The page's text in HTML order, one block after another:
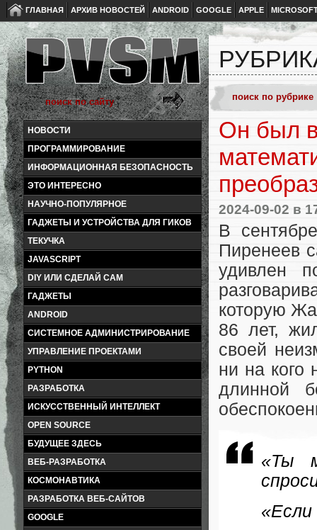
ГЛАВНАЯ АРХИВ НОВОСТЕЙ ANDROID GOOGLE APPLE
НОВОСТИ
ПРОГРАММИРОВАНИЕ
ИНФОРМАЦИОННАЯ БЕЗОПАСНОСТЬ
ЭТО ИНТЕРЕСНО
НАУЧНО-ПОПУЛЯРНОЕ
ГАДЖЕТЫ И УСТРОЙСТВА ДЛЯ ГИКОВ
ТЕКУЧКА
JAVASCRIPT
DIY ИЛИ СДЕЛАЙ САМ
ГАДЖЕТЫ
ANDROID
СИСТЕМНОЕ АДМИНИСТРИРОВАНИЕ
УПРАВЛЕНИЕ ПРОЕКТАМИ
PYTHON
РАЗРАБОТКА
ИСКУССТВЕННЫЙ ИНТЕЛЛЕКТ
OPEN SOURCE
БУДУЩЕЕ ЗДЕСЬ
ВЕБ-РАЗРАБОТКА
КОСМОНАВТИКА
РАЗРАБОТКА ВЕБ-САЙТОВ
GOOGLE
Он был
2024-09-02 в
В
Пиренеев
удивлен
которую
86 лет,
своей
ни на кого
длинной
«Ты
«Если